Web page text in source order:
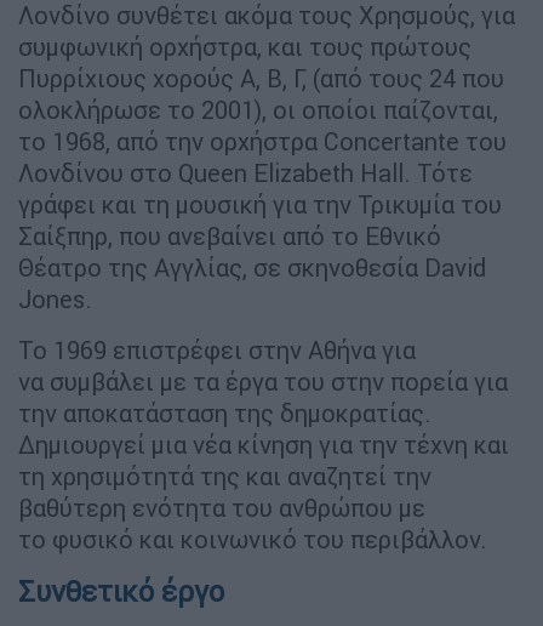
Λονδίνο συνθέτει ακόμα τους Χρησμούς, για
συμφωνική ορχήστρα, και τους πρώτους
Πυρρίχιους χορούς Α, Β, Γ, (από τους 24 που
ολοκλήρωσε το 2001), οι οποίοι παίζονται,
το 1968, από την ορχήστρα Concertante του
Λονδίνου στο Queen Elizabeth Hall. Τότε
γράφει και τη μουσική για την Τρικυμία του
Σαίξπηρ, που ανεβαίνει από το Εθνικό
Θέατρο της Αγγλίας, σε σκηνοθεσία David
Jones.
Το 1969 επιστρέφει στην Αθήνα για
να συμβάλει με τα έργα του στην πορεία για
την αποκατάσταση της δημοκρατίας.
Δημιουργεί μια νέα κίνηση για την τέχνη και
τη χρησιμότητά της και αναζητεί την
βαθύτερη ενότητα του ανθρώπου με
το φυσικό και κοινωνικό του περιβάλλον.
Συνθετικό έργο